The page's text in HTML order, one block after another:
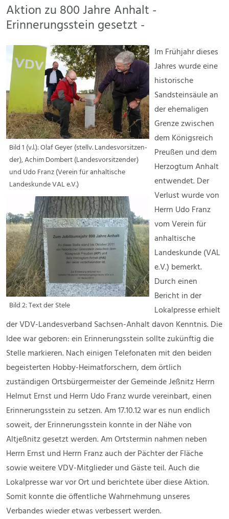
Aktion zu 800 Jahre Anhalt -
Erinnerungsstein gesetzt -
Bild 1 (v.l.): Olaf Geyer (stellv. Landesvorsitzen-
der), Achim Dombert (Landesvorsitzender)
und Udo Franz (Verein für anhaltische
Landeskunde VAL e.V.)
Bild 2: Text der Stele
Im Frühjahr dieses
Jahres wurde eine
historische
Sandsteinsäule an
der ehemaligen
Grenze zwischen
dem Königsreich
Preußen und dem
Herzogtum Anhalt
entwendet. Der
Verlust wurde von
Herrn Udo Franz
vom Verein für
anhaltische
Landeskunde (VAL
e.V.) bemerkt.
Durch einen
Bericht in der
Lokalpresse erhielt
der VDV-Landesverband Sachsen-Anhalt davon Kenntnis. Die
Idee war geboren: ein Erinnerungsstein sollte zukünftig die
Stelle markieren. Nach einigen Telefonaten mit den beiden
begeisterten Hobby-Heimatforschern, dem örtlich
zuständigen Ortsbürgermeister der Gemeinde Jeßnitz Herrn
Helmut Ernst und Herrn Udo Franz wurde vereinbart, einen
Erinnerungsstein zu setzen. Am 17.10.12 war es nun endlich
soweit, der Erinnerungsstein konnte in der Nähe von
Altjeßnitz gesetzt werden. Am Ortstermin nahmen neben
Herrn Ernst und Herrn Franz auch der Pächter der Fläche
sowie weitere VDV-Mitglieder und Gäste teil. Auch die
Lokalpresse war vor Ort und berichtete über diese Aktion.
Somit konnte die öffentliche Wahrnehmung unseres
Verbandes wieder etwas verbessert werden.